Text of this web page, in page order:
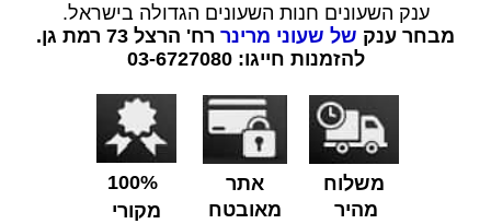
ענק השעונים חנות השעונים הגדולה בישראל.
מבחר ענק של שעוני מרינר רח' הרצל 73 רמת גן.
להזמנות חייגו: 03-6727080
משלוח
מהיר
אתר
מאובטח
100%
מקורי